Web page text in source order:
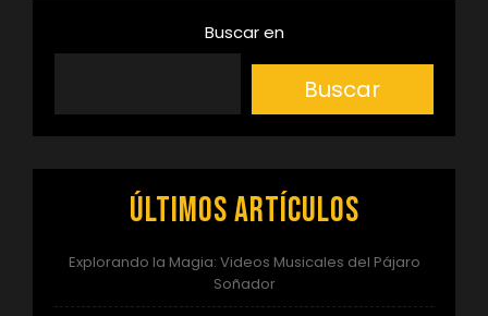
Buscar en
Buscar
Últimos artículos
Explorando la Magia: Videos Musicales del Pájaro
Soñador